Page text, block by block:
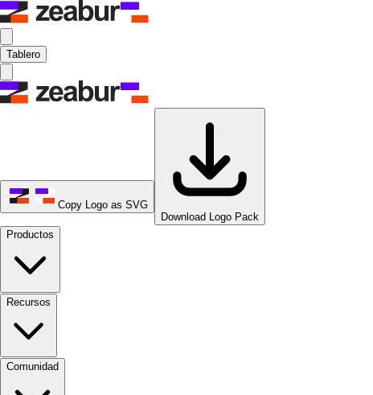
Tablero
Copy Logo as SVG
Download Logo Pack
Productos
Recursos
Comunidad